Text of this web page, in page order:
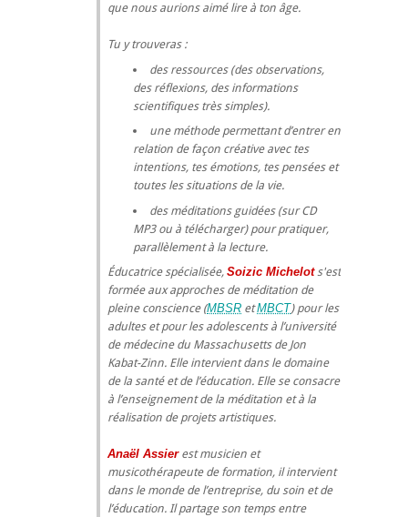
que nous aurions aimé lire à ton âge.
Tu y trouveras :
des ressources (des observations,
des réflexions, des informations
scientifiques très simples).
une méthode permettant d’entrer en
relation de façon créative avec tes
intentions, tes émotions, tes pensées et
toutes les situations de la vie.
des méditations guidées (sur CD
MP3 ou à télécharger) pour pratiquer,
parallèlement à la lecture.
Éducatrice spécialisée, Soizic Michelots'est
formée aux approches de méditation de
pleine conscience (MBSR etMBCT) pour les
adultes et pour les adolescents à l’université
de médecine du Massachusetts de Jon
Kabat-Zinn. Elle intervient dans le domaine
de la santé et de l’éducation. Elle se consacre
à l’enseignement de la méditation et à la
réalisation de projets artistiques.
Anaël Assierest musicien et
musicothérapeute de formation, il intervient
dans le monde de l’entreprise, du soin et de
l’éducation. Il partage son temps entre